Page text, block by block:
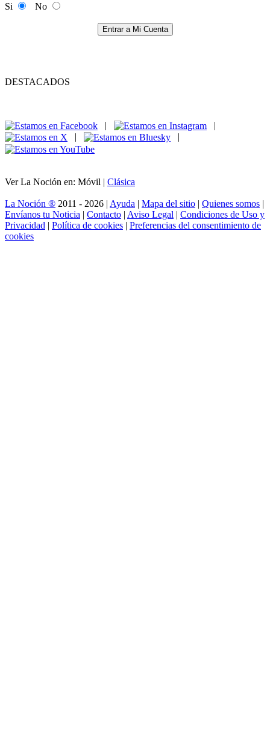
Si
No
Entrar a Mi Cuenta
DESTACADOS
|
|
|
|
Ver La Noción en: Móvil | Clásica
La Noción ® 2011 - 2026 | Ayuda | Mapa del sitio | Quienes somos |
Envíanos tu Noticia | Contacto | Aviso Legal | Condiciones de Uso y
Privacidad | Política de cookies | Preferencias del consentimiento de
cookies